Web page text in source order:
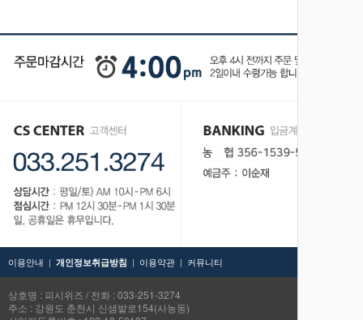
이용안내 | 개인정보취급방침 | 이용약관 | 커뮤니티
상호명 : 피시위즈 / 전화 : 033-251-3274
주소 : 강원도 춘천시 신샘밭로154(사농동)